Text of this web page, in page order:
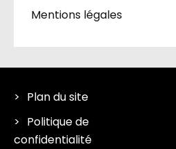
Mentions légales
Plan du site
Politique de
confidentialité